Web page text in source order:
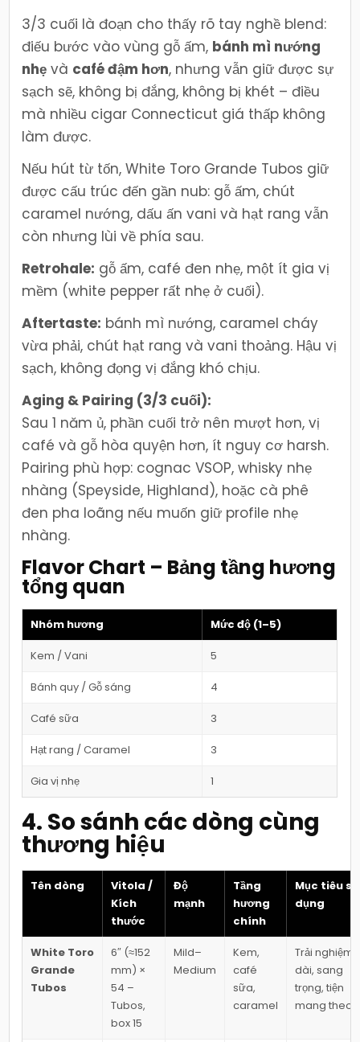
3/3 cuối là đoạn cho thấy rõ tay nghề blend:
điếu bước vào vùng gỗ ấm, bánh mì nướng
nhẹ và café đậm hơn, nhưng vẫn giữ được sự
sạch sẽ, không bị đắng, không bị khét – điều
mà nhiều cigar Connecticut giá thấp không
làm được.
Nếu hút từ tốn, White Toro Grande Tubos giữ
được cấu trúc đến gần nub: gỗ ấm, chút
caramel nướng, dấu ấn vani và hạt rang vẫn
còn nhưng lùi về phía sau.
Retrohale: gỗ ấm, café đen nhẹ, một ít gia vị
mềm (white pepper rất nhẹ ở cuối).
Aftertaste: bánh mì nướng, caramel cháy
vừa phải, chút hạt rang và vani thoảng. Hậu vị
sạch, không đọng vị đắng khó chịu.
Aging & Pairing (3/3 cuối):
Sau 1 năm ủ, phần cuối trở nên mượt hơn, vị
café và gỗ hòa quyện hơn, ít nguy cơ harsh.
Pairing phù hợp: cognac VSOP, whisky nhẹ
nhàng (Speyside, Highland), hoặc cà phê
đen pha loãng nếu muốn giữ profile nhẹ
nhàng.
Flavor Chart – Bảng tầng hương
tổng quan
Nhóm hương Mức độ (1–5)
Kem / Vani 5
Bánh quy / Gỗ sáng 4
Café sữa 3
Hạt rang / Caramel 3
Gia vị nhẹ 1
4. So sánh các dòng cùng
thương hiệu
Tên dòng
Vitola /
Kích
thước
Độ
mạnh
Tầng
hương
chính
Mục tiêu sử
dụng
White Toro
Grande
Tubos
6″ (≈152
mm) ×
54 –
Tubos,
box 15
Mild–
Medium
Kem,
café
sữa,
caramel
Trải nghiệm
dài, sang
trọng, tiện
mang theo